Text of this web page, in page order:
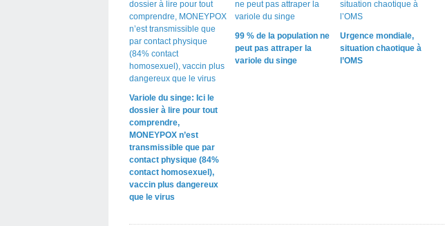
Variole du singe: Ici le
dossier à lire pour tout
comprendre,
MONEYPOX n’est
transmissible que par
contact physique (84%
contact homosexuel),
vaccin plus dangereux
que le virus
99 % de la population ne
peut pas attraper la
variole du singe
Urgence mondiale,
situation chaotique à
l’OMS